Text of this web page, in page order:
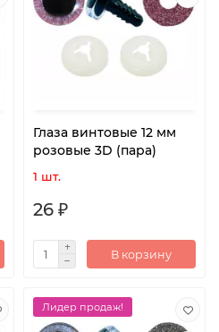
Глаза винтовые 12 мм
розовые 3D (пара)
1 шт.
26 ₽
В корзину
Лидер продаж!